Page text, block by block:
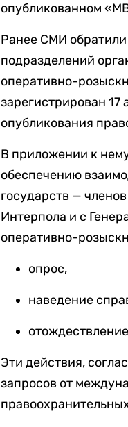
опубликованном
Ранее СМИ
подразделений
оперативно-
зарегистрирован
опубликования
В приложении к
обеспечению
государств —
Интерпола и с
оперативно-
опрос,
наведение
Эти действия,
запросов от